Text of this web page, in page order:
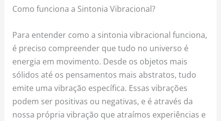
Como funciona a Sintonia Vibracional?
Para entender como a sintonia vibracional funciona,
é preciso compreender que tudo no universo é
energia em movimento. Desde os objetos mais
sólidos até os pensamentos mais abstratos, tudo
emite uma vibração específica. Essas vibrações
podem ser positivas ou negativas, e é através da
nossa própria vibração que atraímos experiências e